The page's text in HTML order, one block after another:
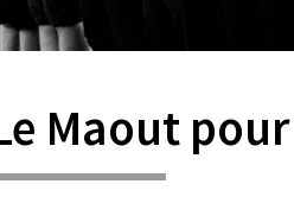
Maout